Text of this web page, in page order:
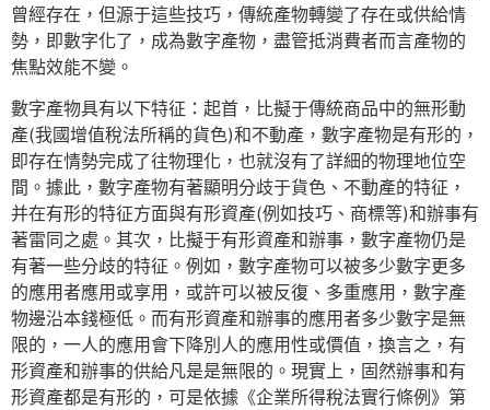
曾經存在，但源于這些技巧，傳統產物轉變了存在或供給情
勢，即數字化了，成為數字產物，盡管抵消費者而言產物的
焦點效能不變。
數字產物具有以下特征：起首，比擬于傳統商品中的無形動
產(我國增值稅法所稱的貨色)和不動產，數字產物是有形的，
即存在情勢完成了往物理化，也就沒有了詳細的物理地位空
間。據此，數字產物有著顯明分歧于貨色、不動產的特征，
并在有形的特征方面與有形資產(例如技巧、商標等)和辦事有
著雷同之處。其次，比擬于有形資產和辦事，數字產物仍是
有著一些分歧的特征。例如，數字產物可以被多少數字更多
的應用者應用或享用，或許可以被反復、多重應用，數字產
物邊沿本錢極低。而有形資產和辦事的應用者多少數字是無
限的，一人的應用會下降別人的應用性或價值，換言之，有
形資產和辦事的供給凡是是無限的。現實上，固然辦事和有
形資產都是有形的，可是依據《企業所得稅法實行條例》第